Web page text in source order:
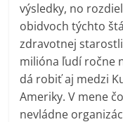
výsledky, no
obidvoch týchto
zdravotnej
milióna ľudí ročne
dá robiť aj medzi
Ameriky. V mene
nevládne